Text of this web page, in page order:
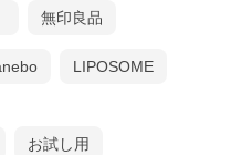
無印良品
LIPOSOME
お試し用